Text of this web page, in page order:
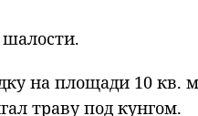
шалости.
на площади 10 кв.
траву под кунгом.